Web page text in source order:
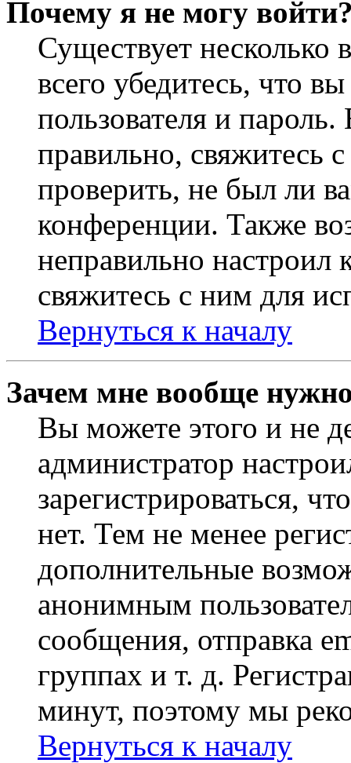
Почему я не могу
Существует
всего убедитесь, что
пользователя и
правильно, свяжитесь
проверить, не был ли
конференции. Также
неправильно
свяжитесь с ним для
Вернуться к началу
Зачем мне вообще
Вы можете этого и не
администратор
зарегистрироваться,
нет. Тем не менее
дополнительные
анонимным
сообщения, отправка
группах и т. д.
минут, поэтому мы
Вернуться к началу